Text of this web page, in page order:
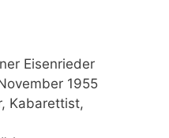
Eisenrieder
1955
Kabarettist,